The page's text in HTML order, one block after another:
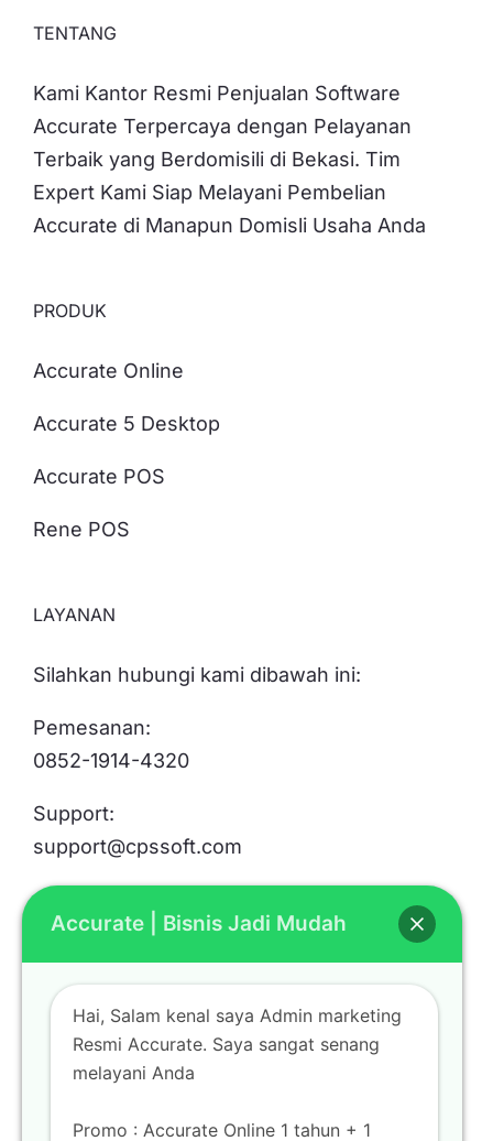
TENTANG
Kami Kantor Resmi Penjualan Software
Accurate Terpercaya dengan Pelayanan
Terbaik yang Berdomisili di Bekasi. Tim
Expert Kami Siap Melayani Pembelian
Accurate di Manapun Domisli Usaha Anda
PRODUK
Accurate Online
Accurate 5 Desktop
Accurate POS
Rene POS
LAYANAN
Silahkan hubungi kami dibawah ini:
Pemesanan:
0852-1914-4320
Support:
support@cpssoft.com
LOKASI
Bekasi
Mall Metropolitan Bekasi Lt. Basement BS-06
Jl. K.H Noer Alie Bekasi Selatan
Accurate | Bisnis Jadi Mudah
Hai, Salam kenal saya Admin marketing
Resmi Accurate. Saya sangat senang
melayani Anda
Promo : Accurate Online 1 tahun + 1